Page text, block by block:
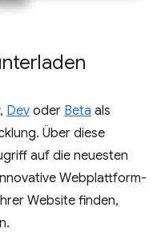
, Dev oder Beta als
Über diese
auf die neuesten
Webplattform-
Website finden,